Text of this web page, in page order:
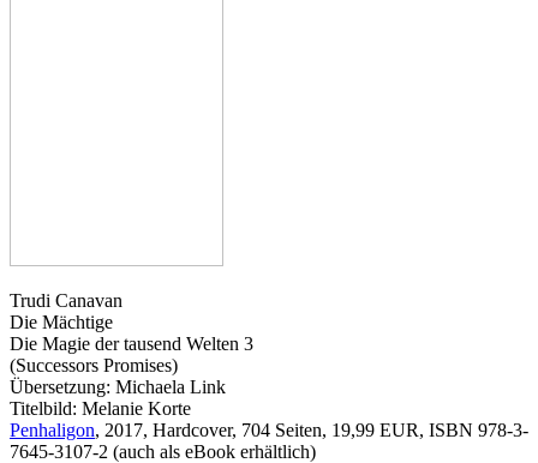
Trudi Canavan
Die Mächtige
Die Magie der tausend Welten 3
(Successors Promises)
Übersetzung: Michaela Link
Titelbild: Melanie Korte
Penhaligon, 2017, Hardcover, 704 Seiten, 19,99 EUR, ISBN 978-3-
7645-3107-2 (auch als eBook erhältlich)